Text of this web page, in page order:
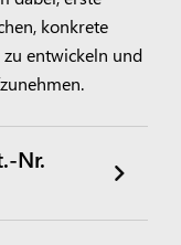
konkrete
entwickeln und
Nr.